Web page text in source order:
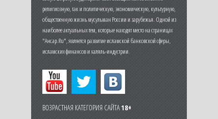
религиозную, так и политическую, экономическую, культурную,
общественную жизнь мусульман России и зарубежья. Одной из
наиболее актуальных тем, которые находят место на страницах
"Ансар.Ru", является развитие исламской банковской сферы,
исламских финансов и халяль-индустрии.
ВОЗРАСТНАЯ КАТЕГОРИЯ САЙТА18+